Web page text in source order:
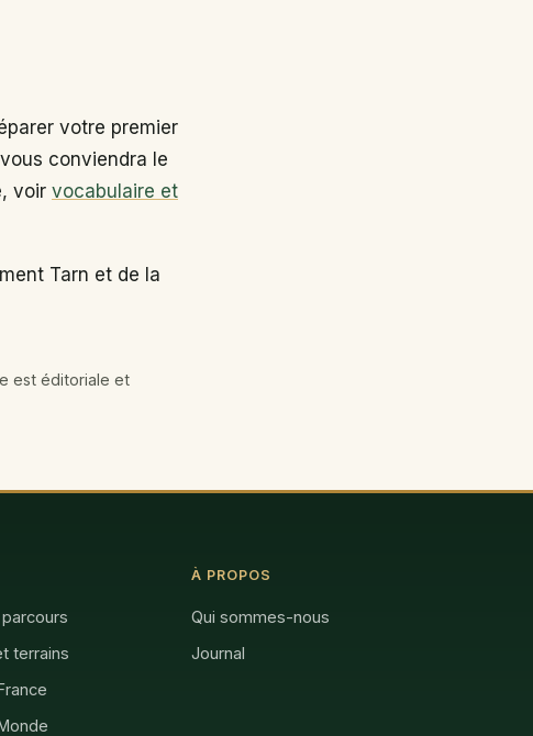
votre premier
conviendra le
voir vocabulaire et
Tarn et de la
est éditoriale et
terrains
À PROPOS
Qui sommes-nous
Journal